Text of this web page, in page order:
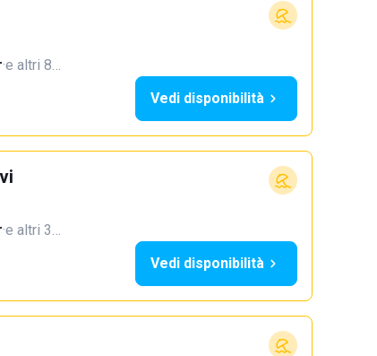
·e altri 8…
Vedi disponibilità
·e altri 3…
Vedi disponibilità